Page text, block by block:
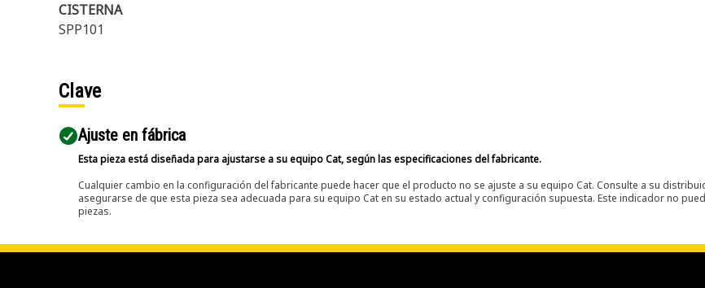
CISTERNA
SPP101
Clave
Ajuste en fábrica
Esta pieza está diseñada para ajustarse a su equipo Cat, según las especificaciones del fabricante.
Cualquier cambio en la configuración del fabricante puede hacer que el producto no se ajuste a su equipo Cat. Consulte a su
asegurarse de que esta pieza sea adecuada para su equipo Cat en su estado actual y configuración supuesta. Este indicador no
piezas.